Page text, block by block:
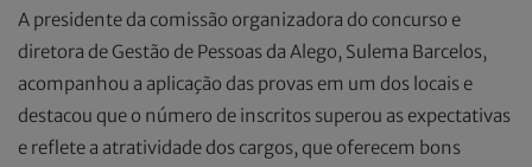
A presidente da comissão organizadora do concurso e
diretora de Gestão de Pessoas da Alego, Sulema Barcelos,
acompanhou a aplicação das provas em um dos locais e
destacou que o número de inscritos superou as expectativas
e reflete a atratividade dos cargos, que oferecem bons